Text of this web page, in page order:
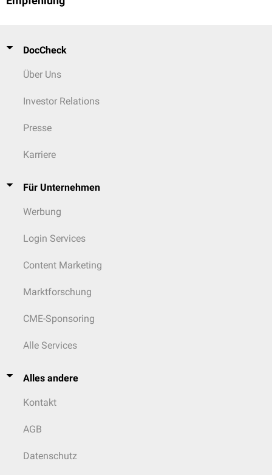
DocCheck
Über Uns
Investor Relations
Presse
Karriere
Für Unternehmen
Werbung
Login Services
Content Marketing
Marktforschung
CME-Sponsoring
Alle Services
Alles andere
Kontakt
AGB
Datenschutz